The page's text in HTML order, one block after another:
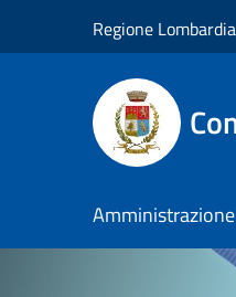
Regione Lombardia
Amministrazione